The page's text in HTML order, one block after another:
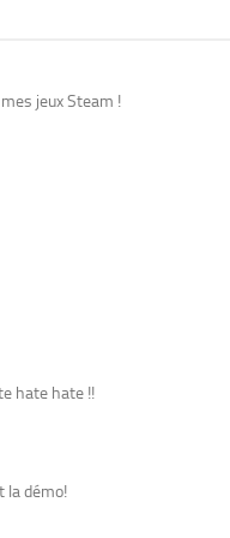
jeux Steam !
hate hate !!
la démo!